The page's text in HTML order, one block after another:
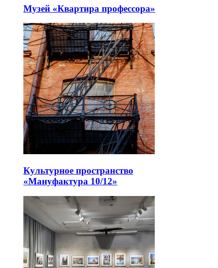
Музей «Квартира профессора»
Культурное пространство
«Мануфактура 10/12»